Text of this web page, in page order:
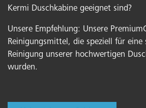
Kermi Duschkabine geeignet sind?
Unsere Empfehlung: Unsere
Reinigungsmittel, die speziell für eine
Reinigung unserer hochwertigen
wurden.